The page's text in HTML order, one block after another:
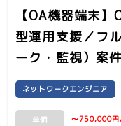
て
変
・
・
・
・変
【
【OA機器端末
型運用支援／フ
ーク・監視）案
ネットワークエンジニア
単価 〜750,000円